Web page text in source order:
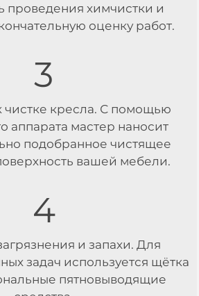
проведения химчистки и
оценку работ.
3
чистке кресла. С помощью
аппарата мастер наносит
подобранное чистящее
вашей мебели.
4
и запахи. Для
задач используется щётка
пятновыводящие